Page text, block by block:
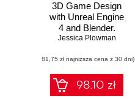
3D Game Design
with Unreal Engine
4 and Blender.
Combine the
Blender to create
visually appealing
and
comprehensive
Jessica Plowman
(81,75 zł najniższa cena z 30 dni)
98.10 zł